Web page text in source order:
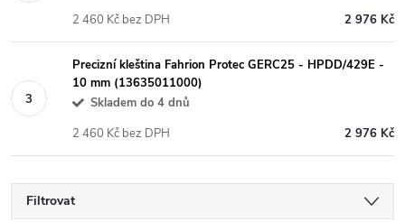
2 976 Kč
2 460 Kč bez DPH
Precizní kleština Fahrion Protec GERC25 - HPDD/429E -
10 mm (13635011000)
Skladem do 4 dnů
2 976 Kč
2 460 Kč bez DPH
Filtrovat